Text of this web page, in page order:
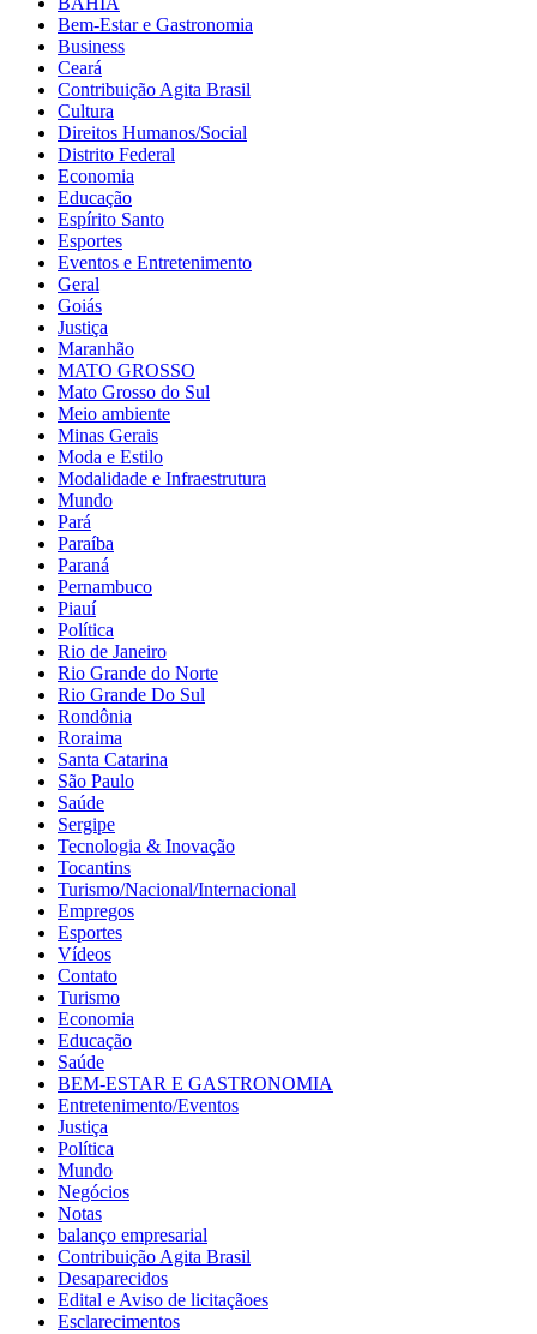
Bem-Estar e Gastronomia
Business
Ceará
Contribuição Agita Brasil
Cultura
Direitos Humanos/Social
Distrito Federal
Economia
Educação
Espírito Santo
Esportes
Eventos e Entretenimento
Geral
Goiás
Justiça
Maranhão
MATO GROSSO
Mato Grosso do Sul
Meio ambiente
Minas Gerais
Moda e Estilo
Modalidade e Infraestrutura
Mundo
Pará
Paraíba
Paraná
Pernambuco
Piauí
Política
Rio de Janeiro
Rio Grande do Norte
Rio Grande Do Sul
Rondônia
Roraima
Santa Catarina
São Paulo
Saúde
Sergipe
Tecnologia & Inovação
Tocantins
Turismo/Nacional/Internacional
Empregos
Esportes
Vídeos
Contato
Turismo
Economia
Educação
Saúde
BEM-ESTAR E GASTRONOMIA
Entretenimento/Eventos
Justiça
Política
Mundo
Negócios
Notas
balanço empresarial
Contribuição Agita Brasil
Desaparecidos
Edital e Aviso de licitaçãoes
Esclarecimentos